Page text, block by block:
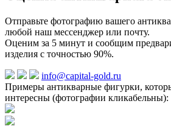
Отправьте фотографию вашего
любой наш мессенджер или почту.
Оценим за 5 минут и сообщим
изделия с точностью 90%.
info@capital-gold.ru
Примеры антикварные фигурки,
интересны (фотографии кликабельны):